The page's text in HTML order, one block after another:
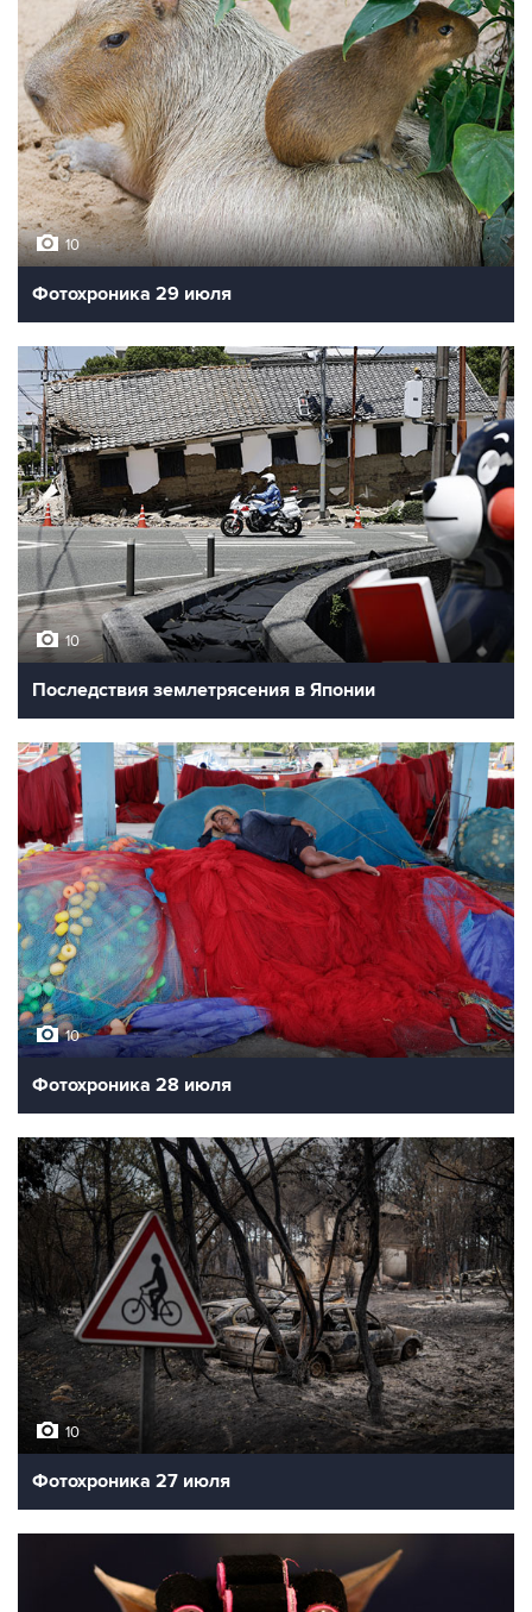
10
Фотохроника 29 июля
10
Последствия землетрясения в Японии
10
Фотохроника 28 июля
10
Фотохроника 27 июля